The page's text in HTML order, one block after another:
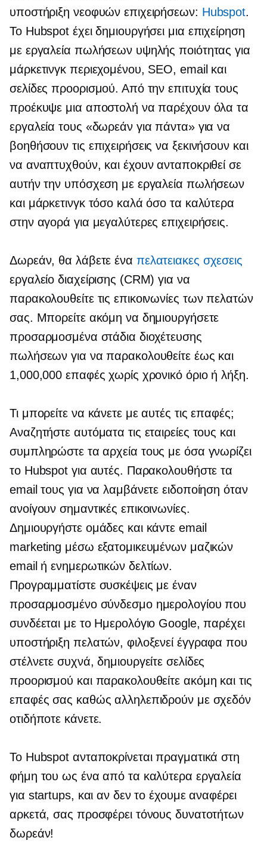
υποστήριξη νεοφυών επιχειρήσεων: Hubspot.
Το Hubspot έχει δημιουργήσει μια επιχείρηση
με εργαλεία πωλήσεων υψηλής ποιότητας για
μάρκετινγκ περιεχομένου, SEO, email και
σελίδες προορισμού. Από την επιτυχία τους
προέκυψε μια αποστολή να παρέχουν όλα τα
εργαλεία τους «δωρεάν για πάντα» για να
βοηθήσουν τις επιχειρήσεις να ξεκινήσουν και
να αναπτυχθούν, και έχουν ανταποκριθεί σε
αυτήν την υπόσχεση με εργαλεία πωλήσεων
και μάρκετινγκ τόσο καλά όσο τα καλύτερα
στην αγορά για μεγαλύτερες επιχειρήσεις.
Δωρεάν, θα λάβετε ένα πελατειακες σχεσεις
εργαλείο διαχείρισης (CRM) για να
παρακολουθείτε τις επικοινωνίες των πελατών
σας. Μπορείτε ακόμη να δημιουργήσετε
προσαρμοσμένα στάδια διοχέτευσης
πωλήσεων για να παρακολουθείτε έως και
1,000,000 επαφές χωρίς χρονικό όριο ή λήξη.
Τι μπορείτε να κάνετε με αυτές τις επαφές;
Αναζητήστε αυτόματα τις εταιρείες τους και
συμπληρώστε τα αρχεία τους με όσα γνωρίζει
το Hubspot για αυτές. Παρακολουθήστε τα
email τους για να λαμβάνετε ειδοποίηση όταν
ανοίγουν σημαντικές επικοινωνίες.
Δημιουργήστε ομάδες και κάντε email
marketing μέσω εξατομικευμένων μαζικών
email ή ενημερωτικών δελτίων.
Προγραμματίστε συσκέψεις με έναν
προσαρμοσμένο σύνδεσμο ημερολογίου που
συνδέεται με το Ημερολόγιο Google, παρέχει
υποστήριξη πελατών, φιλοξενεί έγγραφα που
στέλνετε συχνά, δημιουργείτε σελίδες
προορισμού και παρακολουθείτε ακόμη και τις
επαφές σας καθώς αλληλεπιδρούν με σχεδόν
οτιδήποτε κάνετε.
Το Hubspot ανταποκρίνεται πραγματικά στη
φήμη του ως ένα από τα καλύτερα εργαλεία
για startups, και αν δεν το έχουμε αναφέρει
αρκετά, σας προσφέρει τόνους δυνατοτήτων
δωρεάν!